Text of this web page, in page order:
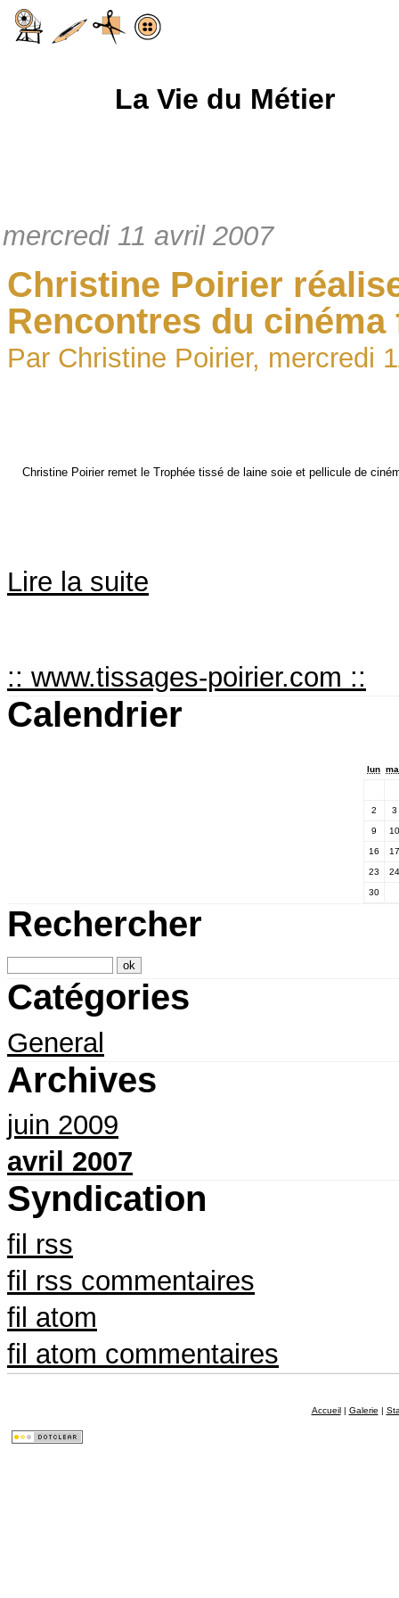
La Vie du Métier
mercredi 11 avril 2007
Christine Poirier
Rencontres du
Par Christine Poirier, mercredi
Christine Poirier remet le Trophée tissé de laine soie et pellicule de
Lire la suite
:: www.tissages-poirier.com ::
Calendrier
lun
2 3
9 10
16 17
23 24
30
Rechercher
Catégories
General
Archives
juin 2009
avril 2007
Syndication
fil rss
fil rss commentaires
fil atom
fil atom commentaires
Accueil| Galerie |